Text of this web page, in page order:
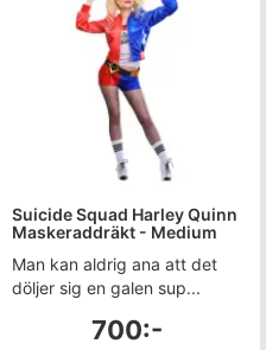
Suicide Squad Harley Quinn
Maskeraddräkt - Medium
Man kan aldrig ana att det
döljer sig en galen sup...
700:-